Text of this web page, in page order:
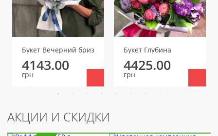
Букет Вечерний бриз
4143.00
грн
Букет Глубина
4425.00
грн
АКЦИИ И СКИДКИ